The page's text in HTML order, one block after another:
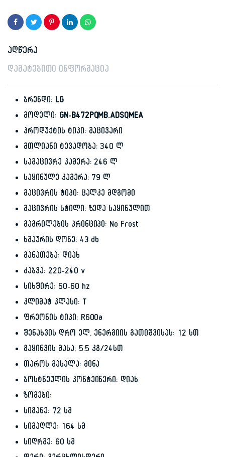
აღწერა
დამატებითი ინფორმაცია
ბრენდი: LG
მოდელი: GN-B472PQMB.ADSQMEA
პროდუქტის ტიპი: მაცივარი
მთლიანი ტევადობა: 340 ლ
სამაცივრე კამერა: 246 ლ
საყინულე კამერა: 79 ლ
მაცივრის ტიპი: ცალკე მდგომი
მაცივრის სტილი: ზედა საყინულით
გაგრილების პრინციპი: No Frost
ხმაურის დონე: 43 db
განათება: დიახ
ძაბვა: 220-240 v
სიხშირე: 50-60 hz
კლიმატ კლასი: T
ფრეონის ტიპი: R600a
შენახვის დრო ელ. ენერგიის გათიშვისას: 12 სთ
გაყინვის მასა: 5.5 კგ/24სთ
თაროს მასალა: მინა
ბოსტნეულის კონტეინერი: დიახ
ზომები:
სიგანე: 72 სმ
სიმაღლე: 164 სმ
სიღრმე: 60 სმ